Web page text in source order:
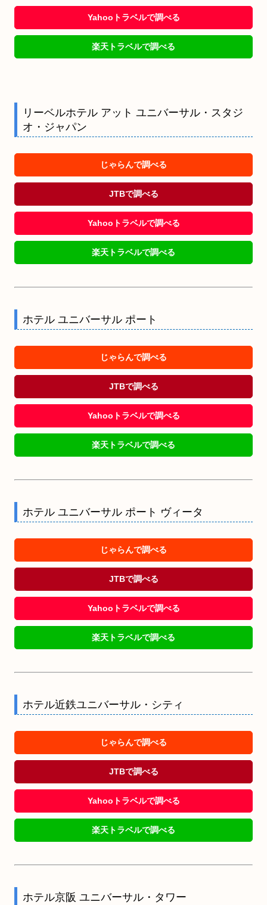
Yahooトラベルで調べる
楽天トラベルで調べる
リーベルホテル アット ユニバーサル・スタジ
オ・ジャパン
じゃらんで調べる
JTBで調べる
Yahooトラベルで調べる
楽天トラベルで調べる
ホテル ユニバーサル ポート
じゃらんで調べる
JTBで調べる
Yahooトラベルで調べる
楽天トラベルで調べる
ホテル ユニバーサル ポート ヴィータ
じゃらんで調べる
JTBで調べる
Yahooトラベルで調べる
楽天トラベルで調べる
ホテル近鉄ユニバーサル・シティ
じゃらんで調べる
JTBで調べる
Yahooトラベルで調べる
楽天トラベルで調べる
ホテル京阪 ユニバーサル・タワー